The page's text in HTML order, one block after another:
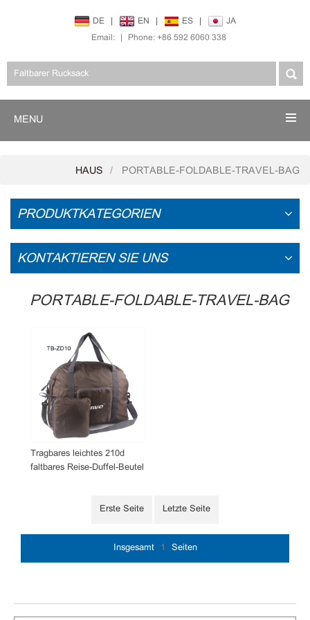
DE | EN | ES |
JA
Email: | Phone: +86 592 6060 338
MENU
HAUS PORTABLE-FOLDABLE-TRAVEL-BAG
PRODUKTKATEGORIEN
KONTAKTIEREN SIE UNS
PORTABLE-FOLDABLE-TRAVEL-BAG
Tragbares leichtes 210d
faltbares Reise-Duffel-Beutel
Erste Seite Letzte Seite
Insgesamt 1 Seiten